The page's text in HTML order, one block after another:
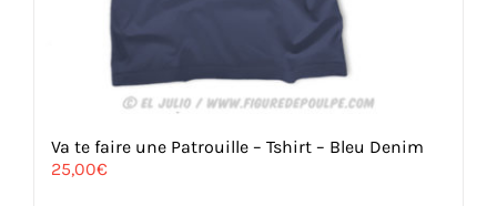
Va te faire une Patrouille – Tshirt – Bleu Denim
25,00€